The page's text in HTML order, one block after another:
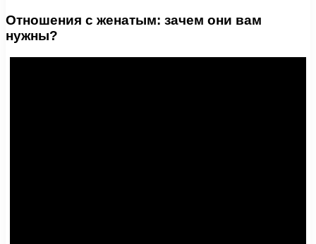
Отношения с женатым: зачем они вам
нужны?